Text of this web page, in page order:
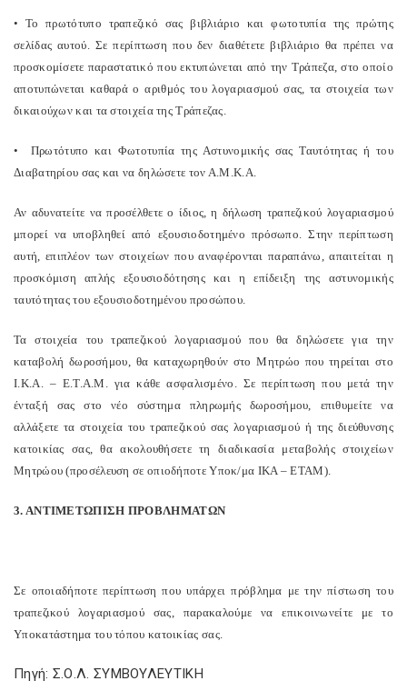
• Το πρωτότυπο τραπεζικό σας βιβλιάριο και φωτοτυπία της πρώτης
σελίδας αυτού. Σε περίπτωση που δεν διαθέτετε βιβλιάριο θα πρέπει να
προσκομίσετε παραστατικό που εκτυπώνεται από την Τράπεζα, στο οποίο
αποτυπώνεται καθαρά ο αριθμός του λογαριασμού σας, τα στοιχεία των
δικαιούχων και τα στοιχεία της Τράπεζας.
•
Πρωτότυπο και Φωτοτυπία της Αστυνομικής σας Ταυτότητας ή του
Διαβατηρίου σας και να δηλώσετε τον Α.Μ.Κ.Α.
Αν αδυνατείτε να προσέλθετε ο ίδιος, η δήλωση τραπεζικού λογαριασμού
μπορεί να υποβληθεί από εξουσιοδοτημένο πρόσωπο. Στην περίπτωση
αυτή, επιπλέον των στοιχείων που αναφέρονται παραπάνω, απαιτείται η
προσκόμιση απλής εξουσιοδότησης και η επίδειξη της αστυνομικής
ταυτότητας του εξουσιοδοτημένου προσώπου.
Τα στοιχεία του τραπεζικού λογαριασμού που θα δηλώσετε για την
καταβολή δωροσήμου, θα καταχωρηθούν στο Μητρώο που τηρείται στο
Ι.Κ.Α. – Ε.Τ.Α.Μ. για κάθε ασφαλισμένο. Σε περίπτωση που μετά την
ένταξή σας στο νέο σύστημα πληρωμής δωροσήμου, επιθυμείτε να
αλλάξετε τα στοιχεία του τραπεζικού σας λογαριασμού ή της διεύθυνσης
κατοικίας σας, θα ακολουθήσετε τη διαδικασία μεταβολής στοιχείων
Μητρώου (προσέλευση σε οπιοδήποτε Υποκ/μα ΙΚΑ – ΕΤΑΜ).
3. ΑΝΤΙΜΕΤΩΠΙΣΗ ΠΡΟΒΛΗΜΑΤΩΝ
Σε οποιαδήποτε περίπτωση που υπάρχει πρόβλημα με την πίστωση του
τραπεζικού λογαριασμού σας, παρακαλούμε να επικοινωνείτε με το
Υποκατάστημα του τόπου κατοικίας σας.
Πηγή: Σ.Ο.Λ. ΣΥΜΒΟΥΛΕΥΤΙΚΗ